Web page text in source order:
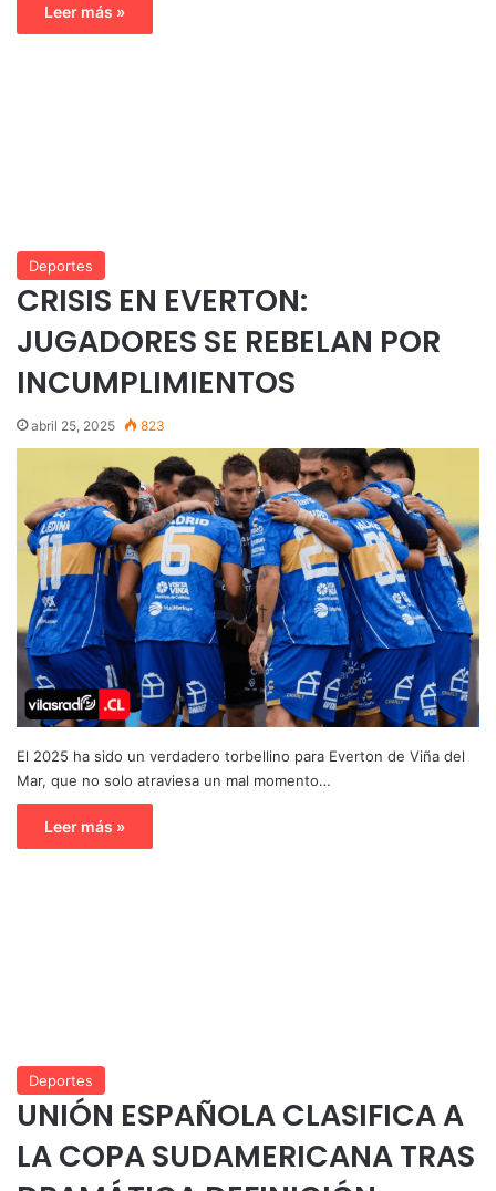
Leer más »
Deportes
CRISIS EN EVERTON:
JUGADORES SE REBELAN POR
INCUMPLIMIENTOS
abril 25, 2025 823
El 2025 ha sido un verdadero torbellino para Everton de Viña del
Mar, que no solo atraviesa un mal momento…
Leer más »
Deportes
UNIÓN ESPAÑOLA CLASIFICA A
LA COPA SUDAMERICANA TRAS